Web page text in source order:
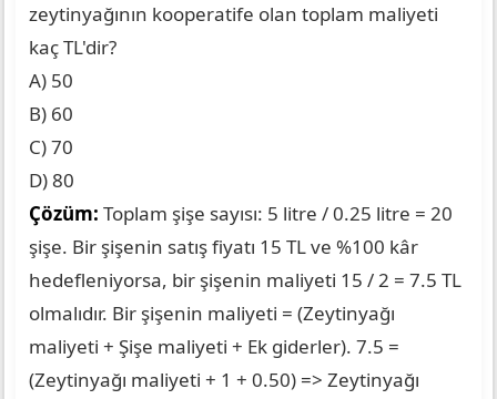
zeytinyağının kooperatife olan toplam maliyeti
kaç TL'dir?
A) 50
B) 60
C) 70
D) 80
Çözüm: Toplam şişe sayısı: 5 litre / 0.25 litre = 20
şişe. Bir şişenin satış fiyatı 15 TL ve %100 kâr
hedefleniyorsa, bir şişenin maliyeti 15 / 2 = 7.5 TL
olmalıdır. Bir şişenin maliyeti = (Zeytinyağı
maliyeti + Şişe maliyeti + Ek giderler). 7.5 =
(Zeytinyağı maliyeti + 1 + 0.50) => Zeytinyağı